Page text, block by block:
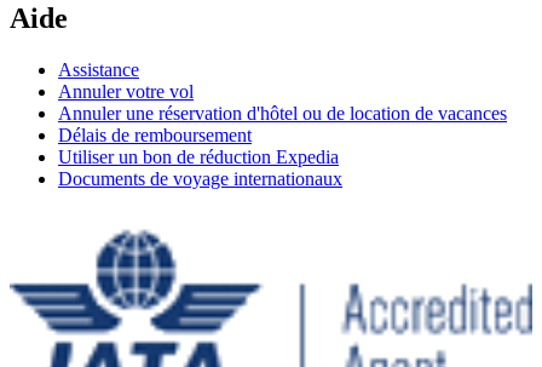
Aide
Assistance
Annuler votre vol
Annuler une réservation d'hôtel ou de location de vacances
Délais de remboursement
Utiliser un bon de réduction Expedia
Documents de voyage internationaux